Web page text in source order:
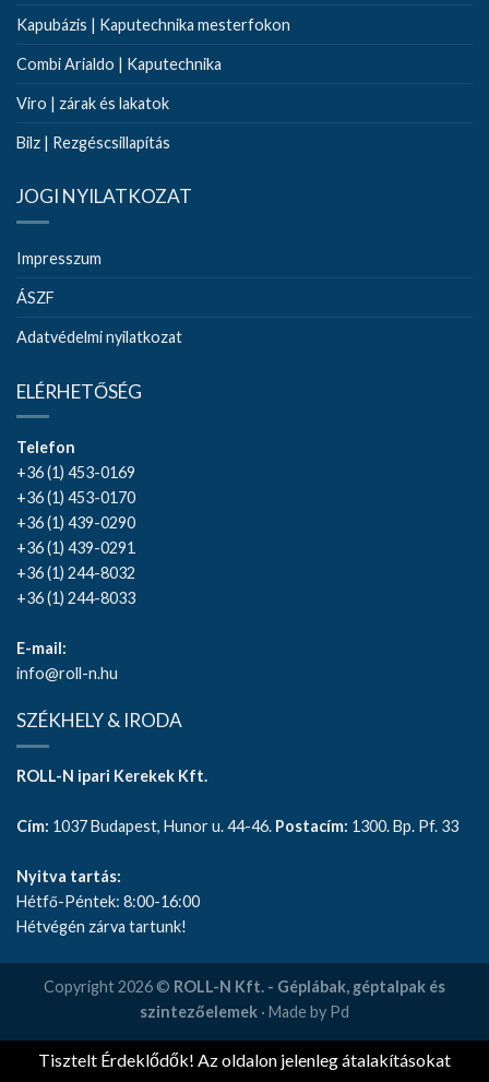
Kapubázis | Kaputechnika mesterfokon
Combi Arialdo | Kaputechnika
Viro | zárak és lakatok
Bilz | Rezgéscsillapítás
JOGI NYILATKOZAT
Impresszum
ÁSZF
Adatvédelmi nyilatkozat
ELÉRHETŐSÉG
Telefon
+36 (1) 453-0169
+36 (1) 453-0170
+36 (1) 439-0290
+36 (1) 439-0291
+36 (1) 244-8032
+36 (1) 244-8033
E-mail:
info@roll-n.hu
SZÉKHELY & IRODA
ROLL-N ipari Kerekek Kft.
Cím: 1037 Budapest, Hunor u. 44-46. Postacím: 1300. Bp. Pf. 33
Nyitva tartás:
Hétfő-Péntek: 8:00-16:00
Hétvégén zárva tartunk!
Copyright 2026 © ROLL-N Kft. - Géplábak, géptalpak és
szintezőelemek · Made by Pd
Tisztelt Érdeklődők! Az oldalon jelenleg átalakításokat